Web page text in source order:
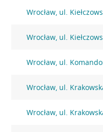
Wrocław, ul.
Wrocław, ul.
Wrocław, ul.
Wrocław, ul.
Wrocław, ul.